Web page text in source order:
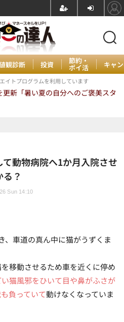
観診断 投資 節約・
ポイ活 キャ
イトプログラムを利用しています
新「暑い夏の自分へのご褒美スタ
動物病院へ1か月入院させ
？
Sun 14:10
、車道の真ん中に猫がうずくま
移動させるため車を近くに停め
猫風邪をひいて目や鼻がふさが
負っていて動けなくなっていま